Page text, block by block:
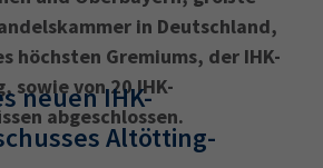
aus den meistgesuchten
Fachwirt
in Deutschland,
höchsten Gremiums, der IHK-
sowie von 20 IHK-
abgeschlossen.
neuen IHK-
Altötting-